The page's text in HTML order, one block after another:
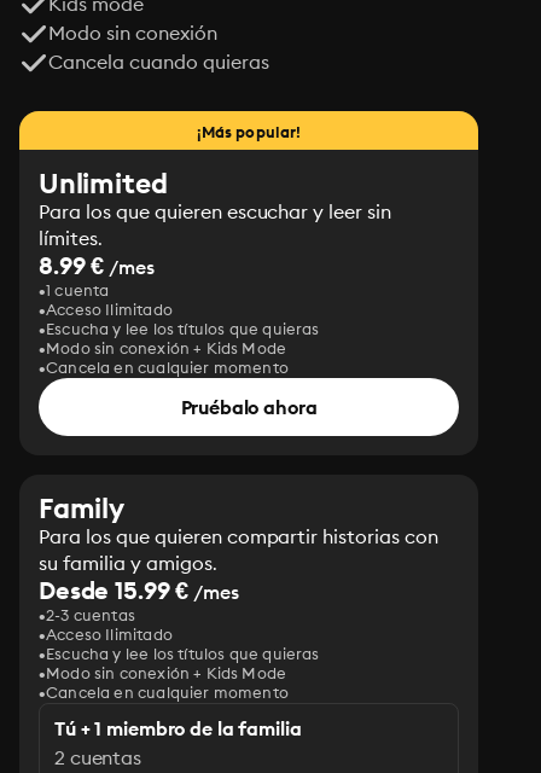
Modo sin conexión
Cancela cuando quieras
¡Más popular!
Unlimited
Para los que quieren escuchar y leer sin
límites.
8.99 € /mes
1 cuenta
Acceso Ilimitado
Escucha y lee los títulos que quieras
Modo sin conexión + Kids Mode
Cancela en cualquier momento
Pruébalo ahora
Family
Para los que quieren compartir historias con
su familia y amigos.
Desde 15.99 € /mes
2-3 cuentas
Acceso Ilimitado
Escucha y lee los títulos que quieras
Modo sin conexión + Kids Mode
Cancela en cualquier momento
Tú + 1 miembro de la familia
2 cuentas